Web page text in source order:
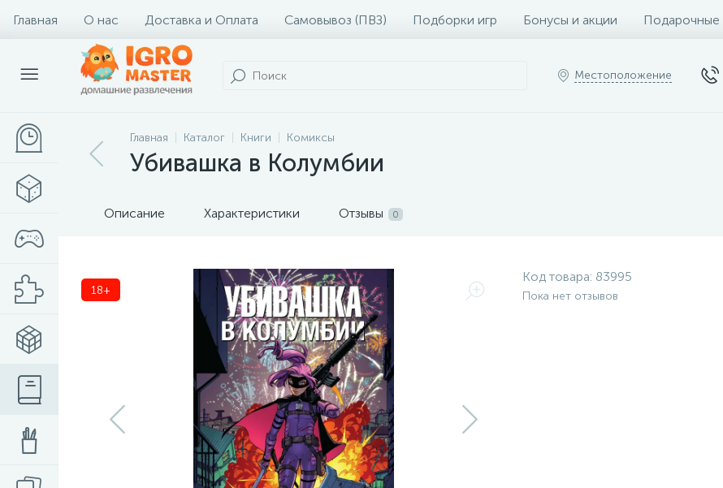
Главная О нас Доставка и Оплата Самовывоз (ПВЗ) Подборки игр Бонусы и акции Подарочные
Местоположение
Главная Каталог Книги Комиксы
Убивашка в Колумбии
Описание Характеристики Отзывы 0
18+
Код товара: 83995
Пока нет отзывов